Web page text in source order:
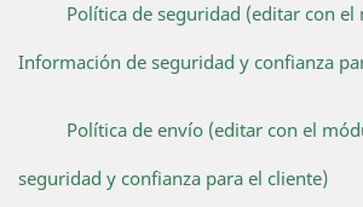
Política de seguridad (editar con el
Información de seguridad y confianza
Política de envío (editar con el
seguridad y confianza para el cliente)